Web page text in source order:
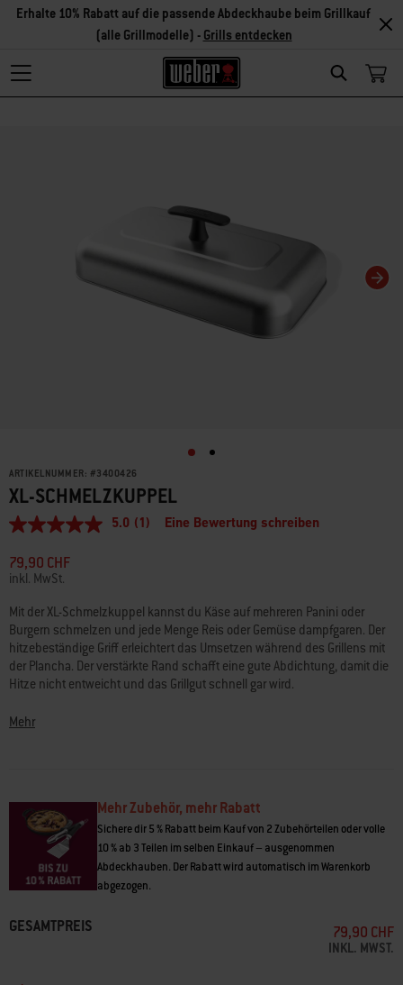
Search
Erhalte 10% Rabatt auf die passende Abdeckhaube beim Grillkauf
(alle Grillmodelle) - Grills entdecken
ARTIKELNUMMER: #3400426
XL-SCHMELZKUPPEL
5.0
5
Sternen,
durchschnittlicher
Bewertungswert.
Read
a
Review.
Link
zur
gleichen
5.0 (1) Eine Bewertung schreiben
79,90 CHF
inkl. MwSt.
Mit der XL-Schmelzkuppel kannst du Käse auf mehreren Panini oder
Burgern schmelzen und jede Menge Reis oder Gemüse dampfgaren. Der
hitzebeständige Griff erleichtert das Umsetzen während des Grillens mit
der Plancha. Der verstärkte Rand schafft eine gute Abdichtung, damit die
Hitze nicht entweicht und das Grillgut schnell gar wird.
• Einfaches Schmelzen von Käse auf bis zu 6 Burgern oder 3 Panini
• Langlebiges Material aus Edelstahl
Mehr
Mehr Zubehör, mehr Rabatt
Sichere dir 5 % Rabatt beim Kauf von 2 Zubehörteilen oder volle
10 % ab 3 Teilen im selben Einkauf – ausgenommen
Abdeckhauben. Der Rabatt wird automatisch im Warenkorb
abgezogen.
GESAMTPREIS 79,90 CHF
INKL. MWST.